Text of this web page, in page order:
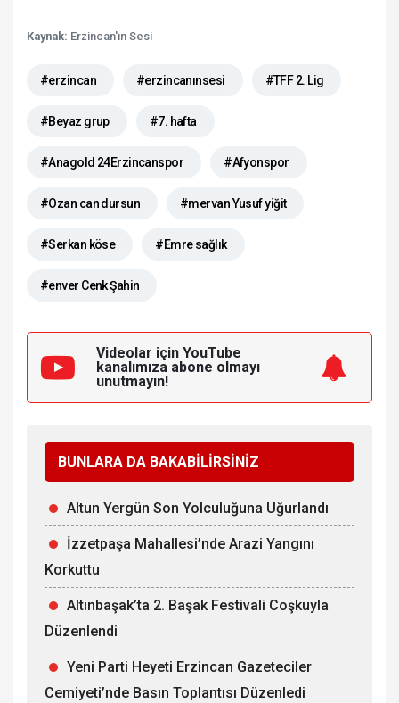
Kaynak: Erzincan'ın Sesi
#erzincan #erzincanınsesi #TFF 2. Lig
#Beyaz grup #7. hafta
#Anagold 24Erzincanspor #Afyonspor
#Ozan can dursun #mervan Yusuf yiğit
#Serkan köse #Emre sağlık
#enver Cenk Şahin
Videolar için YouTube
kanalımıza abone olmayı
unutmayın!
BUNLARA DA BAKABİLİRSİNİZ
Altun Yergün Son Yolculuğuna Uğurlandı
İzzetpaşa Mahallesi’nde Arazi Yangını
Korkuttu
Altınbaşak’ta 2. Başak Festivali Coşkuyla
Düzenlendi
Yeni Parti Heyeti Erzincan Gazeteciler
Cemiyeti’nde Basın Toplantısı Düzenledi